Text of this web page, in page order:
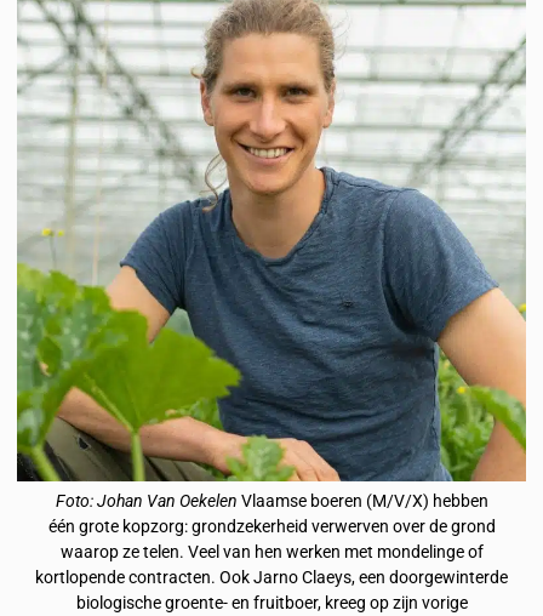
Foto: Johan Van Oekelen Vlaamse boeren (M/V/X) hebben
één grote kopzorg: grondzekerheid verwerven over de grond
waarop ze telen. Veel van hen werken met mondelinge of
kortlopende contracten. Ook Jarno Claeys, een doorgewinterde
biologische groente- en fruitboer, kreeg op zijn vorige